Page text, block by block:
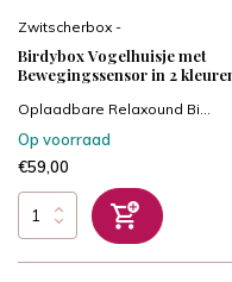
Zwitscherbox -
Birdybox Vogelhuisje met
Bewegingssensor in 2
Oplaadbare Relaxound Bi...
Op voorraad
€59,00